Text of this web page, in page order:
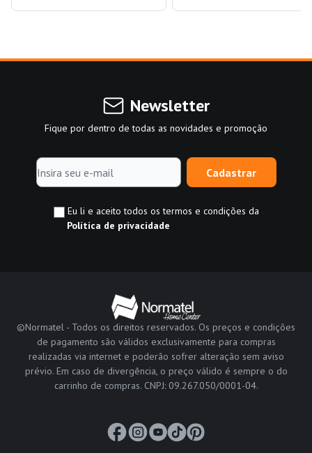
Newsletter
Fique por dentro de todas as novidades e promoção
Cadastrar
Eu li e aceito todos os termos e condições da
Política de privacidade
©Normatel - Todos os direitos reservados. Os preços e condições
de pagamento são válidos exclusivamente para compras
realizadas via internet e poderão sofrer alteração sem aviso
prévio. Em caso de divergência, o preço válido é sempre o do
carrinho de compras. CNPJ: 09.267.050/0001-04.